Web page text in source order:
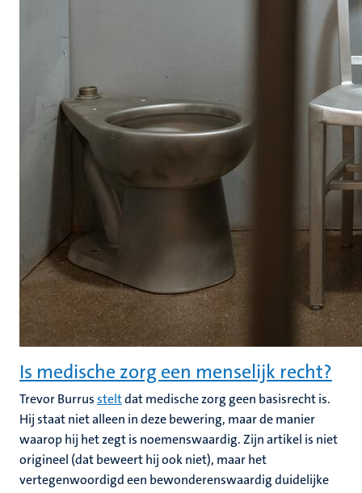
Is medische zorg een menselijk recht?
Trevor Burrussteltdat medische zorg geen basisrecht is.
Hij staat niet alleen in deze bewering, maar de manier
waarop hij het zegt is noemenswaardig. Zijn artikel is niet
origineel (dat beweert hij ook niet), maar het
vertegenwoordigd een bewonderenswaardig duidelijke